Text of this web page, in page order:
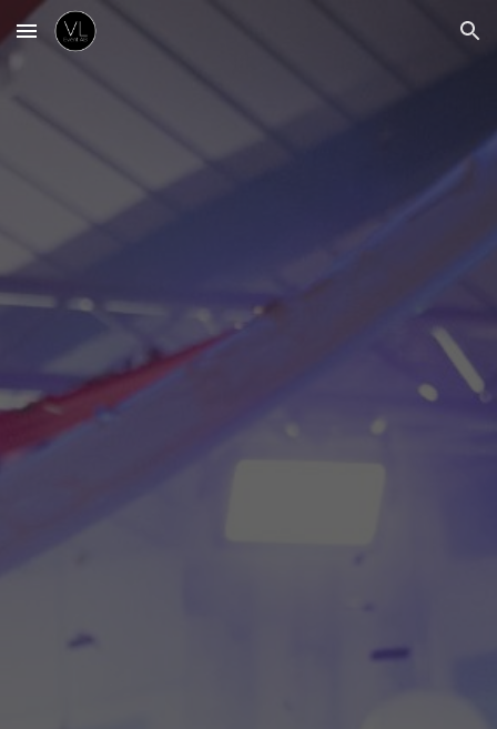
Skip to main content Skip to navigation